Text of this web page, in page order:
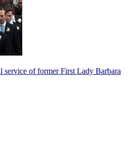
service of former First Lady Barbara